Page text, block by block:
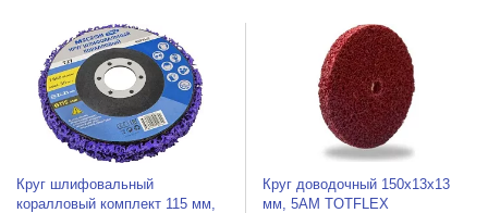
Круг шлифовальный
коралловый комплект 115 мм,
Круг доводочный 150x13x13
мм, 5AM TOTFLEX